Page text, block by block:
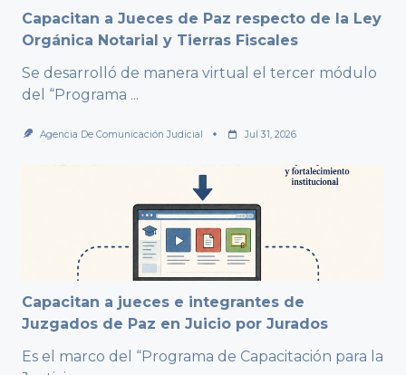
Capacitan a Jueces de Paz respecto de la Ley
Orgánica Notarial y Tierras Fiscales
Se desarrolló de manera virtual el tercer módulo
del “Programa ...
Agencia De Comunicación Judicial Jul 31, 2026
Capacitan a jueces e integrantes de
Juzgados de Paz en Juicio por Jurados
Es el marco del “Programa de Capacitación para la